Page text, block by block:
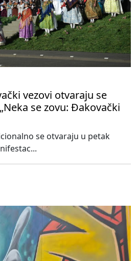
vezovi otvaraju se
se zovu: Đakovački
se otvaraju u petak